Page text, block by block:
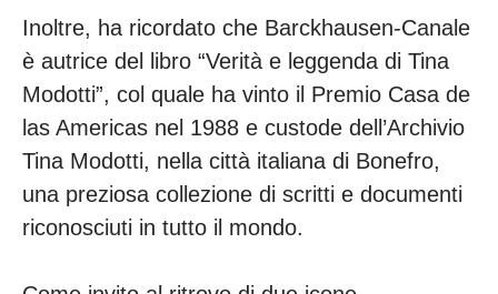
Inoltre, ha ricordato che Barckhausen-Canale
è autrice del libro “Verità e leggenda di Tina
Modotti”, col quale ha vinto il Premio Casa de
las Americas nel 1988 e custode dell’Archivio
Tina Modotti, nella città italiana di Bonefro,
una preziosa collezione di scritti e documenti
riconosciuti in tutto il mondo.